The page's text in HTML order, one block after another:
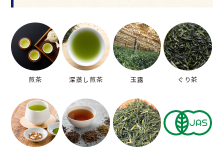
煎茶 深蒸し煎茶 玉露 ぐり茶